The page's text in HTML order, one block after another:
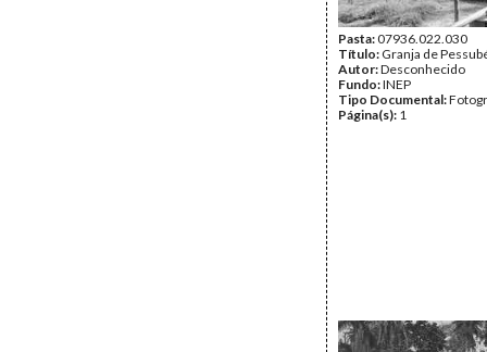
Pasta:07936.022.030
Título: Granja de
Autor:Desconhecido
Fundo:INEP
Tipo Documental:
Página(s): 1